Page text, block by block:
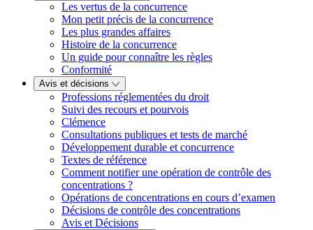
Les vertus de la concurrence
Mon petit précis de la concurrence
Les plus grandes affaires
Histoire de la concurrence
Un guide pour connaître les règles
Conformité
Avis et décisions
Professions réglementées du droit
Suivi des recours et pourvois
Clémence
Consultations publiques et tests de marché
Développement durable et concurrence
Textes de référence
Comment notifier une opération de contrôle des
concentrations ?
Opérations de concentrations en cours d’examen
Décisions de contrôle des concentrations
Avis et Décisions